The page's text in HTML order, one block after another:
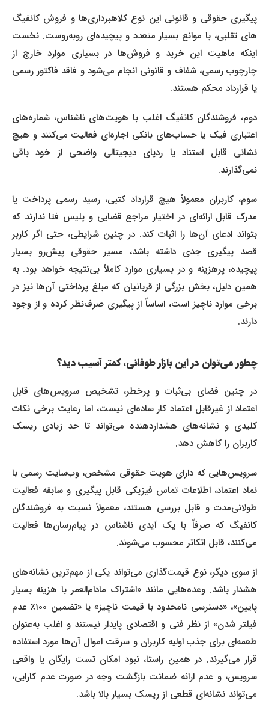
پیگیری حقوقی و قانونی این نوع کلاهبرداری‌ها و فروش کانفیگ
های تقلبی، با موانع بسیار متعدد و پیچیده‌ای روبه‌روست. نخست
اینکه ماهیت این خرید و فروش‌ها در بسیاری موارد خارج از
چارچوب رسمی، شفاف و قانونی انجام می‌شود و فاقد فاکتور رسمی
یا قرارداد محکم هستند.
دوم، فروشندگان کانفیگ‌ اغلب با هویت‌های ناشناس، شماره‌های
اعتباری فیک یا حساب‌های بانکی اجاره‌ای فعالیت می‌کنند و هیچ
نشانی قابل استناد یا ردپای دیجیتالی واضحی از خود باقی
نمی‌گذارند.
سوم، کاربران معمولاً هیچ قرارداد کتبی، رسید رسمی پرداخت یا
مدرک قابل ارائه‌ای در اختیار مراجع قضایی و پلیس فتا ندارند که
بتواند ادعای آن‌ها را اثبات کند. در چنین شرایطی، حتی اگر کاربر
قصد پیگیری جدی داشته باشد، مسیر حقوقی پیش‌رو بسیار
پیچیده، پرهزینه و در بسیاری موارد کاملاً بی‌نتیجه خواهد بود. به
همین دلیل، بخش بزرگی از قربانیان که مبلغ پرداختی آن‌ها نیز در
برخی موارد ناچیز است، اساساً از پیگیری صرف‌نظر کرده و از وجود
دارند.
چطور می‌توان در این بازار طوفانی، کمتر آسیب دید؟
در چنین فضای بی‌ثبات و پرخطر، تشخیص سرویس‌های قابل
اعتماد از غیرقابل اعتماد کار ساده‌ای نیست، اما رعایت برخی نکات
کلیدی و نشانه‌های هشداردهنده می‌تواند تا حد زیادی ریسک
کاربران را کاهش دهد.
سرویس‌هایی که دارای هویت حقوقی مشخص، وب‌سایت رسمی با
نماد اعتماد، اطلاعات تماس فیزیکی قابل پیگیری و سابقه فعالیت
طولانی‌مدت و قابل بررسی هستند، معمولاً نسبت به فروشندگان
کانفیگ‌ که صرفاً با یک آیدی ناشناس در پیام‌رسان‌ها فعالیت
می‌کنند، قابل اتکاتر محسوب می‌شوند.
از سوی دیگر، نوع قیمت‌گذاری می‌تواند یکی از مهم‌ترین نشانه‌های
هشدار باشد. وعده‌هایی مانند «اشتراک مادام‌العمر با هزینه بسیار
پایین»، «دسترسی نامحدود با قیمت ناچیز» یا «تضمین ۱۰۰٪ عدم
فیلتر شدن» از نظر فنی و اقتصادی پایدار نیستند و اغلب به‌عنوان
طعمه‌ای برای جذب اولیه کاربران و سرقت اموال آن‌ها مورد استفاده
قرار می‌گیرند. در همین راستا، نبود امکان تست رایگان یا واقعی
سرویس، و عدم ارائه ضمانت بازگشت وجه در صورت عدم کارایی،
می‌تواند نشانه‌ای قطعی از ریسک بسیار بالا باشد.